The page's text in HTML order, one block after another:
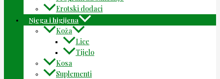
Erotski dodaci
Njega i higijena
Koža
Lice
Tijelo
Kosa
Suplementi